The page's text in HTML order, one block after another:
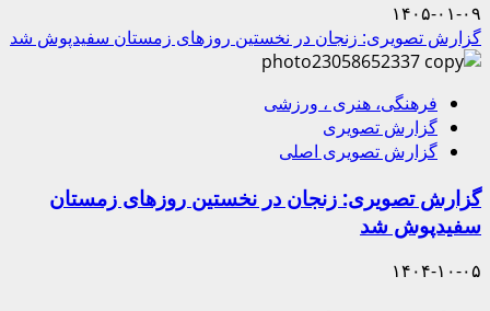
۱۴۰۵-۰۱-۰۹
گزارش تصویری: زنجان در نخستین روزهای زمستان سفیدپوش شد
فرهنگی، هنری ، ورزشی
گزارش تصویری
گزارش تصویری اصلی
گزارش تصویری: زنجان در نخستین روزهای زمستان
سفیدپوش شد
۱۴۰۴-۱۰-۰۵